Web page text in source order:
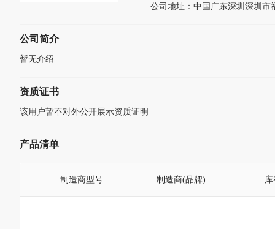
公司地址： 中国广东深圳深圳市
公司简介
暂无介绍
资质证书
该用户暂不对外公开展示资质证明
产品清单
制造商型号 制造商(品牌)